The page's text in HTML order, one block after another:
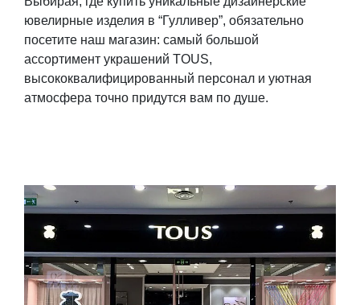
ювелирные изделия в “Гулливер”, обязательно
посетите наш магазин: самый большой
ассортимент украшений TOUS,
высококвалифицированный персонал и уютная
атмосфера точно придутся вам по душе.